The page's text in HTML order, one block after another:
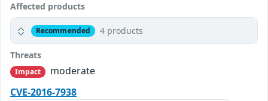
Affected products
Recommended 4 products
Threats
Impact
moderate
CVE-2016-7938